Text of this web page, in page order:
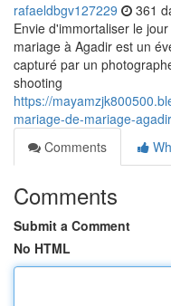
rafaeldbgv127229 361
Envie d'immortaliser le
mariage à Agadir est un
capturé par un
shooting
https://
mariage-de-mariage-agadir
Comments
Comments
Submit a Comment
No HTML